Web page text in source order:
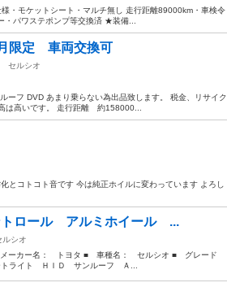
・モケットシート・マルチ無し 走行距離89000km・車検令
・パワステポンプ等交換済 ★装備...
限定 車両交換可
セルシオ
DVD あまり乗らない為出品致します。 税金、リサイク
は高いです。 走行距離 約158000...
コトコト音です 今は純正ホイルに変わっています よろし
トロール アルミホイール ...
ルシオ
ーカー名： トヨタ ■ 車種名： セルシオ ■ グレード
ライト ＨＩＤ サンルーフ Ａ...